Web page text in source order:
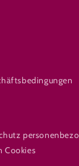
Cookies